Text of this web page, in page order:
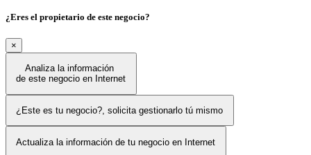
¿Eres el propietario de este negocio?
×
Analiza la información
de este negocio en Internet
¿Este es tu negocio?, solicita gestionarlo tú mismo
Actualiza la información de tu negocio en Internet